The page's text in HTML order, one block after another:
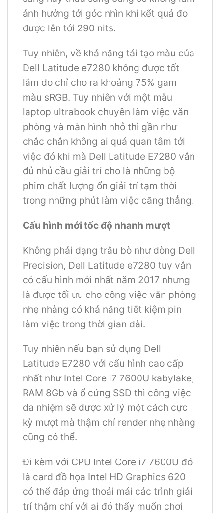
ảnh hưởng tới góc nhìn khi kết quả đo
được lên tới 290 nits.
Tuy nhiên, về khả năng tái tạo màu của
Dell Latitude e7280 không được tốt
lắm do chỉ cho ra khoảng 75% gam
màu sRGB. Tuy nhiên với một mẫu
laptop ultrabook chuyên làm việc văn
phòng và màn hình nhỏ thì gần như
chắc chắn không ai quá quan tâm tới
việc đó khi mà Dell Latitude E7280 vẫn
đủ nhủ cầu giải trí cho là những bộ
phim chất lượng ổn giải trí tạm thời
trong những phút làm việc căng thẳng.
Cấu hình mới tốc độ nhanh mượt
Không phải dạng trâu bò như dòng Dell
Precision, Dell Latitude e7280 tuy vẫn
có cấu hình mới nhất năm 2017 nhưng
là được tối ưu cho công việc văn phòng
nhẹ nhàng có khả năng tiết kiệm pin
làm việc trong thời gian dài.
Tuy nhiên nếu bạn sử dụng Dell
Latitude E7280 với cấu hình cao cấp
nhất như Intel Core i7 7600U kabylake,
RAM 8Gb và ổ cứng SSD thì công việc
đa nhiệm sẽ được xử lý một cách cực
kỳ mượt mà thậm chí render nhẹ nhàng
cũng có thể.
Đi kèm với CPU Intel Core i7 7600U đó
là card đồ họa Intel HD Graphics 620
có thể đáp ứng thoải mái các trình giải
trí thậm chí với ai đó thấy muốn chơi